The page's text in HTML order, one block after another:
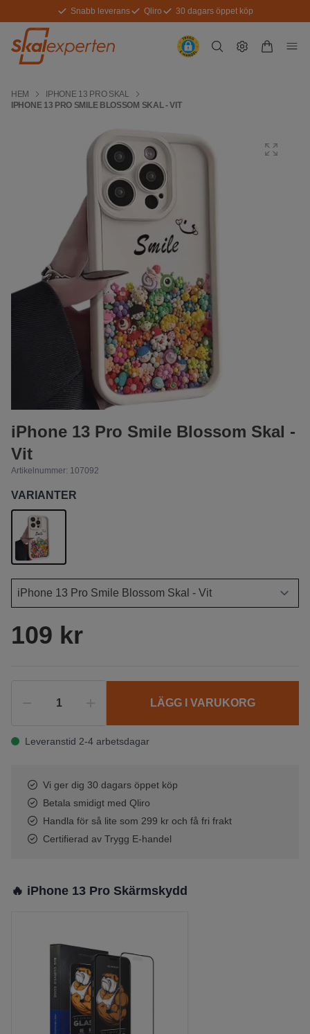
Snabb leverans Qliro 30 dagars öppet köp
HEM
IPHONE 13 PRO SKAL
IPHONE 13 PRO SMILE BLOSSOM SKAL - VIT
iPhone 13 Pro Smile Blossom Skal -
Vit
Artikelnummer: 107092
VARIANTER
109 kr
LÄGG I VARUKORG
Leveranstid 2-4 arbetsdagar
Vi ger dig 30 dagars öppet köp
Betala smidigt med Qliro
Handla för så lite som 299 kr och få fri frakt
Certifierad av Trygg E-handel
🔥 iPhone 13 Pro Skärmskydd